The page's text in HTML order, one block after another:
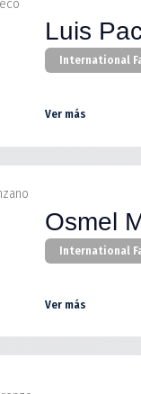
Luis
International
Ver más
Osmel
International
Ver más